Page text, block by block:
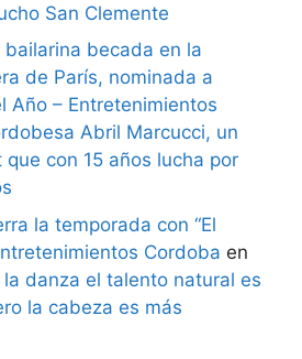
San Clemente
becada en la
de París, nominada a
Año – Entretenimientos
Abril Marcucci, un
con 15 años lucha por
la temporada con “El
Cordoba en
la danza el talento natural es
la cabeza es más